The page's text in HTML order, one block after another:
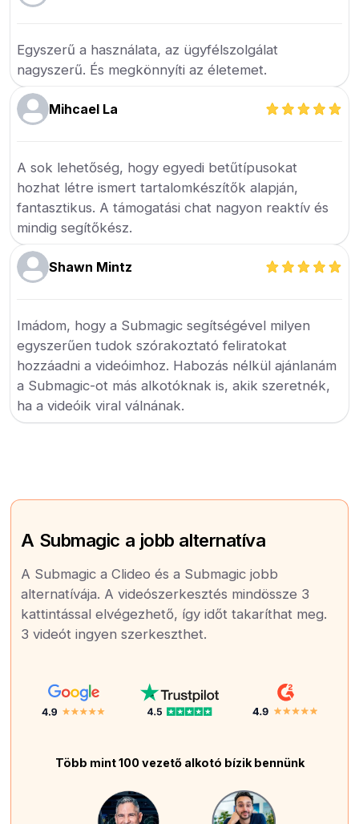
Egyszerű a használata, az ügyfélszolgálat
nagyszerű. És megkönnyíti az életemet.
Mihcael La
A sok lehetőség, hogy egyedi betűtípusokat
hozhat létre ismert tartalomkészítők alapján,
fantasztikus. A támogatási chat nagyon reaktív és
mindig segítőkész.
Shawn Mintz
Imádom, hogy a Submagic segítségével milyen
egyszerűen tudok szórakoztató feliratokat
hozzáadni a videóimhoz. Habozás nélkül ajánlanám
a Submagic-ot más alkotóknak is, akik szeretnék,
ha a videóik viral válnának.
A Submagic a jobb alternatíva
A Submagic a Clideo és a Submagic jobb
alternatívája. A videószerkesztés mindössze 3
kattintással elvégezhető, így időt takaríthat meg.
3 videót ingyen szerkeszthet.
Több mint 100 vezető alkotó bízik bennünk